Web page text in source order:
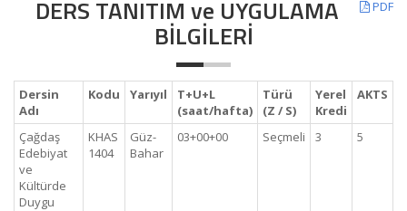
PDF
DERS TANITIM ve UYGULAMA
BİLGİLERİ
Dersin
Adı
Kodu Yarıyıl
T+U+L
(saat/hafta)
Türü
(Z / S)
Yerel
Kredi
AKTS
Çağdaş
Edebiyat
ve
Kültürde
Duygu
KHAS
1404
Güz-
Bahar
03+00+00 Seçmeli 3 5